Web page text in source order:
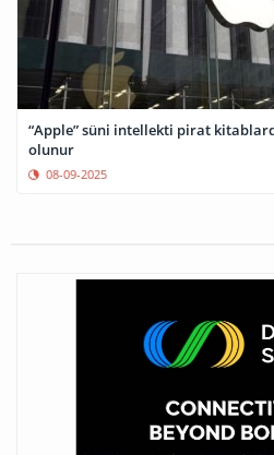
“Apple” süni intellekti pirat
olunur
08-09-2025